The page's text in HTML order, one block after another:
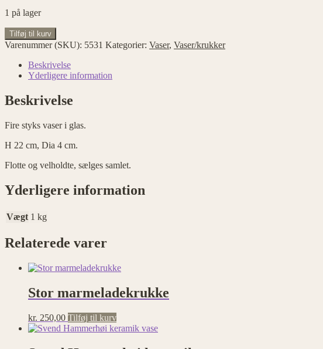
1 på lager
Fire
styks
Tilføj til kurv
Varenummer (SKU): 5531 Kategorier: Vaser, Vaser/krukker
Beskrivelse
Yderligere information
Beskrivelse
Fire styks vaser i glas.
H 22 cm, Dia 4 cm.
Flotte og velholdte, sælges samlet.
Yderligere information
Vægt 1 kg
Relaterede varer
Stor marmeladekrukke
kr. 250,00 Tilføj til kurv